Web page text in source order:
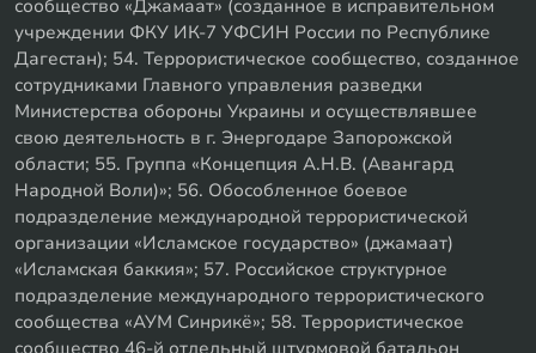
сообщество «Джамаат» (созданное в исправительном
учреждении ФКУ ИК-7 УФСИН России по Республике
Дагестан); 54. Террористическое сообщество, созданное
сотрудниками Главного управления разведки
Министерства обороны Украины и осуществлявшее
свою деятельность в г. Энергодаре Запорожской
области; 55. Группа «Концепция А.Н.В. (Авангард
Народной Воли)»; 56. Обособленное боевое
подразделение международной террористической
организации «Исламское государство» (джамаат)
«Исламская баккия»; 57. Российское структурное
подразделение международного террористического
сообщества «АУМ Синрикё»; 58. Террористическое
сообщество 46-й отдельный штурмовой батальон